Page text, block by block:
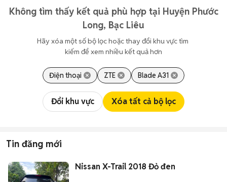
Không tìm thấy kết quả phù hợp tại Huyện Phước
Long, Bạc Liêu
Hãy xóa một số bộ lọc hoặc thay đổi khu vực tìm
kiếm để xem nhiều kết quả hơn
Điện thoại ZTE Blade A31
Đổi khu vực Xóa tất cả bộ lọc
Tin đăng mới
Nissan X-Trail 2018 Đỏ đen